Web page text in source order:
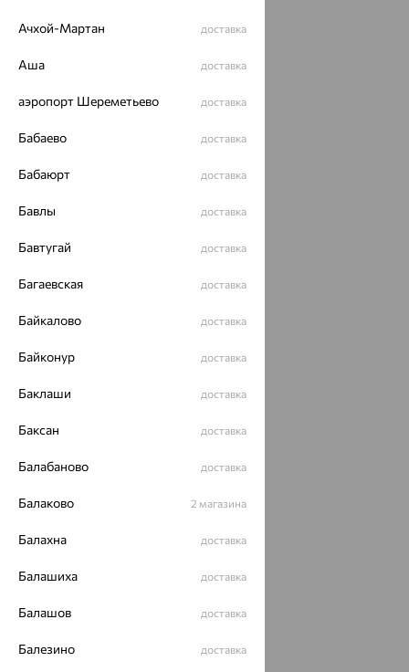
Ачхой-Мартан доставка
Аша доставка
аэропорт Шереметьево доставка
Бабаево доставка
Бабаюрт доставка
Бавлы доставка
Бавтугай доставка
Багаевская доставка
Байкалово доставка
Байконур доставка
Баклаши доставка
Баксан доставка
Балабаново доставка
Балаково 2 магазина
Балахна доставка
Балашиха доставка
Балашов доставка
Балезино доставка